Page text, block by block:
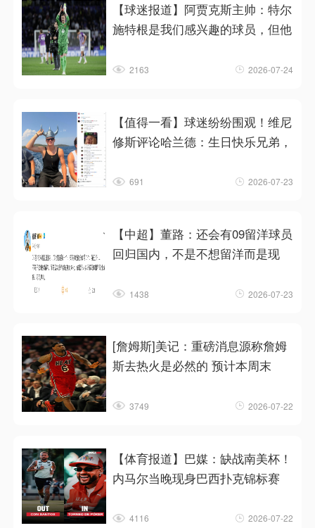
【球迷报道】阿贾克斯主帅：特尔
施特根是我们感兴趣的球员，但他
2163 2026-07-24
【值得一看】球迷纷纷围观！维尼
修斯评论哈兰德：生日快乐兄弟，
691 2026-07-23
【中超】董路：还会有09留洋球员
回归国内，不是不想留洋而是现
1438 2026-07-23
[詹姆斯]美记：重磅消息源称詹姆
斯去热火是必然的 预计本周末
3749 2026-07-22
【体育报道】巴媒：缺战南美杯！
内马尔当晚现身巴西扑克锦标赛
4116 2026-07-22